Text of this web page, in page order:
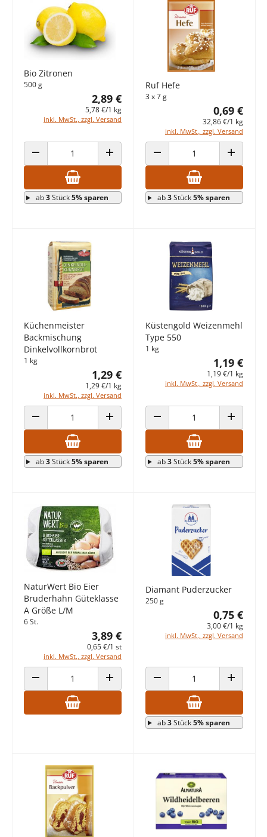
Bio Zitronen
500 g
2,89 €
5,78 €/1 kg
inkl. MwSt., zzgl. Versand
ANZAHL VERRINGERN ANZAHL ERHÖHEN
ab3Stück5% sparen
Ruf Hefe
3 x 7 g
0,69 €
32,86 €/1 kg
inkl. MwSt., zzgl. Versand
ANZAHL VERRINGERN ANZAHL
ab3Stück5% sparen
Küchenmeister
Backmischung
Dinkelvollkornbrot
1 kg
1,29 €
1,29 €/1 kg
inkl. MwSt., zzgl. Versand
ANZAHL VERRINGERN ANZAHL ERHÖHEN
ab3Stück5% sparen
Küstengold Weizenmehl
Type 550
1 kg
1,19 €
1,19 €/1 kg
inkl. MwSt., zzgl. Versand
ANZAHL VERRINGERN ANZAHL
ab3Stück5% sparen
NaturWert Bio Eier
Bruderhahn Güteklasse
A Größe L/M
6 St.
3,89 €
0,65 €/1 st
inkl. MwSt., zzgl. Versand
ANZAHL VERRINGERN ANZAHL ERHÖHEN
Diamant Puderzucker
250 g
0,75 €
3,00 €/1 kg
inkl. MwSt., zzgl. Versand
ANZAHL VERRINGERN ANZAHL
ab3Stück5% sparen